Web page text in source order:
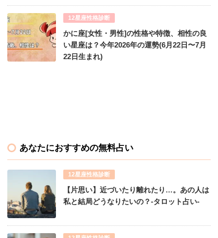
12星座性格診断
かに座[女性・男性]の性格や特徴、相性の良
い星座は？今年2026年の運勢(6月22日〜7月
22日生まれ)
あなたにおすすめの無料占い
12星座性格診断
【片思い】近づいたり離れたり…。あの人は
私と結局どうなりたいの？-タロット占い-